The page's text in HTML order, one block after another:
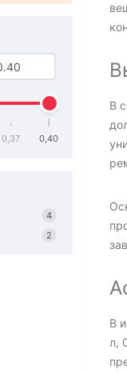
0,37 0,40
4
2
В
В
л,